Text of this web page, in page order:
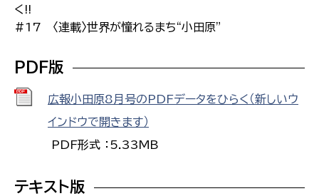
く!!
#17 〈連載〉世界が憧れるまち“小田原”
PDF版
広報小田原8月号のPDFデータをひらく（新しいウ
インドウで開きます）
PDF形式 ：5.33MB
テキスト版